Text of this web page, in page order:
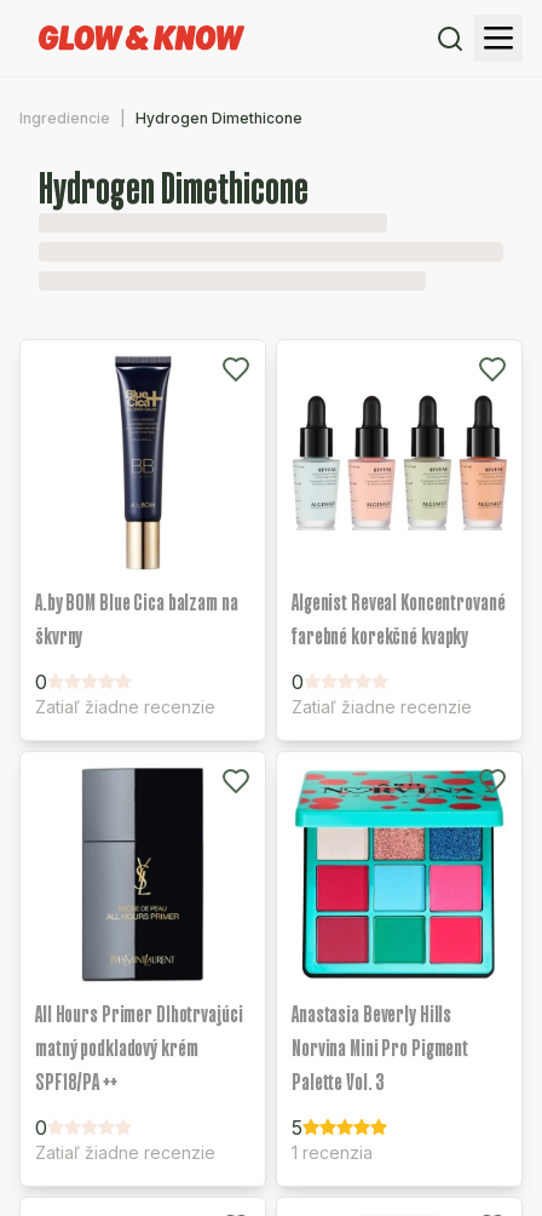
Ingrediencie Hydrogen Dimethicone
Hydrogen Dimethicone
A.by BOM Blue Cica balzam na
škvrny
0
Zatiaľ žiadne recenzie
Algenist Reveal Koncentrované
farebné korekčné kvapky
0
Zatiaľ žiadne recenzie
All Hours Primer Dlhotrvajúci
matný podkladový krém
SPF18/PA ++
0
Zatiaľ žiadne recenzie
Anastasia Beverly Hills
Norvina Mini Pro Pigment
Palette Vol. 3
5
1 recenzia